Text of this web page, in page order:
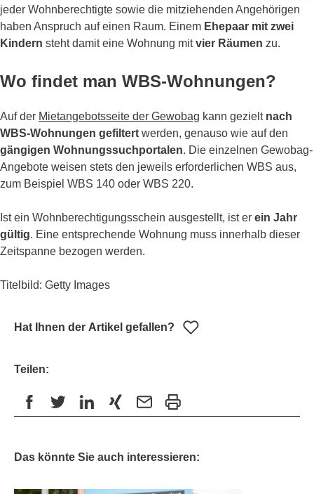
jeder Wohnberechtigte sowie die mitziehenden Angehörigen
haben Anspruch auf einen Raum. Einem Ehepaar mit zwei
Kindern steht damit eine Wohnung mitvier Räumen zu.
Wo findet man WBS-Wohnungen?
Auf der Mietangebotsseite der Gewobag kann gezielt nach
WBS-Wohnungen gefiltert werden, genauso wie auf den
gängigen Wohnungssuchportalen. Die einzelnen Gewobag-
Angebote weisen stets den jeweils erforderlichen WBS aus,
zum Beispiel WBS 140 oder WBS 220.
Ist ein Wohnberechtigungsschein ausgestellt, ist er ein Jahr
gültig. Eine entsprechende Wohnung muss innerhalb dieser
Zeitspanne bezogen werden.
Titelbild: Getty Images
Hat Ihnen der Artikel gefallen?
Teilen:
Das könnte Sie auch interessieren: